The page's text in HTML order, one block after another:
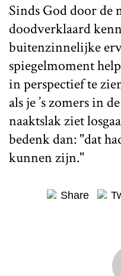
Sinds God door de
doodverklaard
buitenzinnelijke
spiegelmoment
in perspectief te
als je ’s zomers in
naaktslak ziet
bedenk dan: "dat
kunnen zijn."
Share